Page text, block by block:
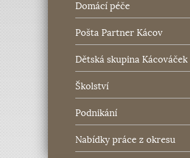
Domácí péče
Pošta Partner Kácov
Dětská skupina Kácováček
Školství
Podnikání
Nabídky práce z okresu